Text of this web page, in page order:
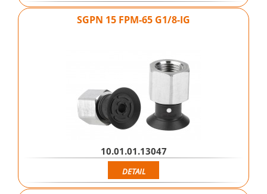
SGPN 15 FPM-65 G1/8-IG
10.01.01.13047
DETAIL